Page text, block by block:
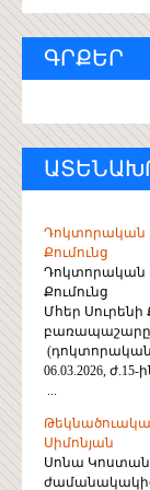
ԳՐՔԵՐ
Դոկտորական
Քումունց
Դոկտորական
Քումունց
Մհեր Սուրենի
(դոկտորական)
06.03.2026, ժ.15-
...
Սիմոնյան
Սոնա
ժամանակակից